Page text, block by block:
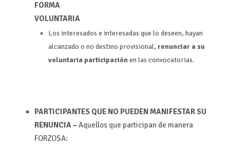
FORMA
VOLUNTARIA
Los interesados e interesadas que lo deseen, hayan
alcanzado o no destino provisional,renunciar a su
voluntaria participaciónen las convocatorias.
PARTICIPANTES QUE NO PUEDEN MANIFESTAR SU
RENUNCIA –Aquellos que participan de manera
FORZOSA: